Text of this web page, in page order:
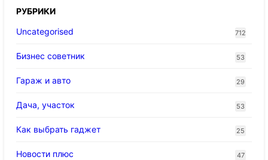
РУБРИКИ
Uncategorised
712
Бизнес советник 53
Гараж и авто 29
Дача, участок 53
Как выбрать гаджет 25
Новости плюс 47